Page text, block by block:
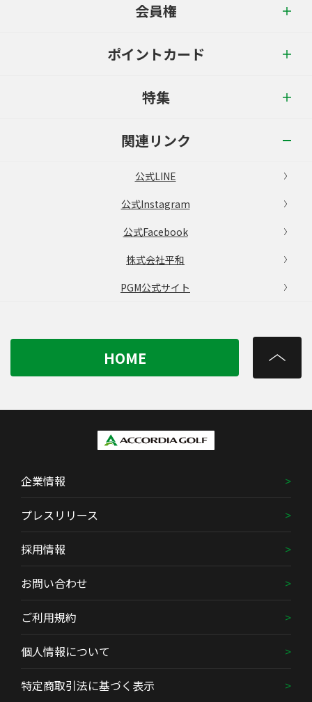
会員権
ポイントカード
特集
関連リンク
公式LINE
公式Instagram
公式Facebook
株式会社平和
PGM公式サイト
HOME
企業情報
プレスリリース
採用情報
お問い合わせ
ご利用規約
個人情報について
特定商取引法に基づく表示